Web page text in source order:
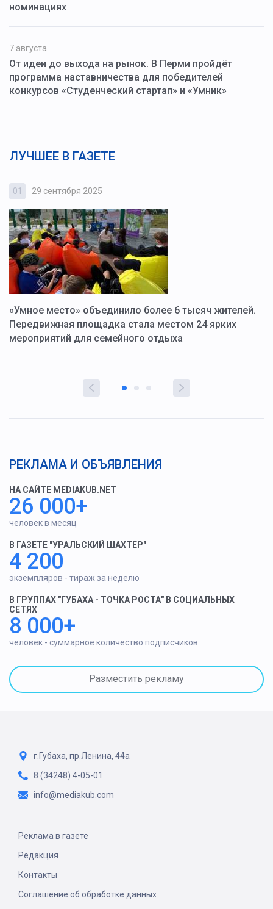
номинациях
7 августа
От идеи до выхода на рынок. В Перми пройдёт
программа наставничества для победителей
конкурсов «Студенческий стартап» и «Умник»
ЛУЧШЕЕ В ГАЗЕТЕ
01 29 сентября 2025
«Умное место» объединило более 6 тысяч жителей.
Передвижная площадка стала местом 24 ярких
мероприятий для семейного отдыха
РЕКЛАМА И ОБЪЯВЛЕНИЯ
НА САЙТЕ MEDIAKUB.NET
26 000+
человек в месяц
В ГАЗЕТЕ "УРАЛЬСКИЙ ШАХТЕР"
4 200
экземпляров - тираж за неделю
В ГРУППАХ "ГУБАХА - ТОЧКА РОСТА" В СОЦИАЛЬНЫХ
СЕТЯХ
8 000+
человек - суммарное количество подписчиков
Разместить рекламу
г.Губаха, пр.Ленина, 44а
8 (34248) 4-05-01
info@mediakub.com
Реклама в газете
Редакция
Контакты
Соглашение об обработке данных